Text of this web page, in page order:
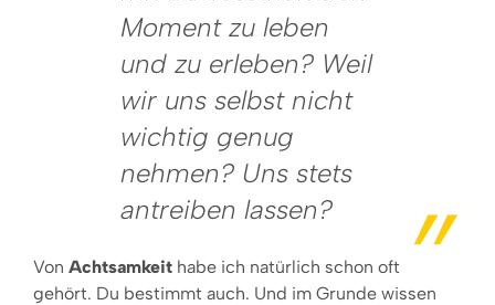
Moment zu leben
und zu erleben? Weil
wir uns selbst nicht
wichtig genug
nehmen? Uns stets
antreiben lassen?
Von Achtsamkeit habe ich natürlich schon oft
gehört. Du bestimmt auch. Und im Grunde wissen